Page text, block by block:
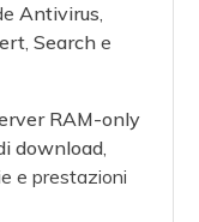
Antivirus,
,Search e
RAM-only
download,
e prestazioni